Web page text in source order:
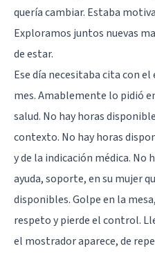
quería cambiar. Estaba
Exploramos juntos nuevas
de estar.
Ese día necesitaba cita con
mes. Amablemente lo pidió
salud. No hay horas
contexto. No hay horas
y de la indicación médica. No
ayuda, soporte, en su mujer
disponibles. Golpe en la
respeto y pierde el control.
el mostrador aparece, de